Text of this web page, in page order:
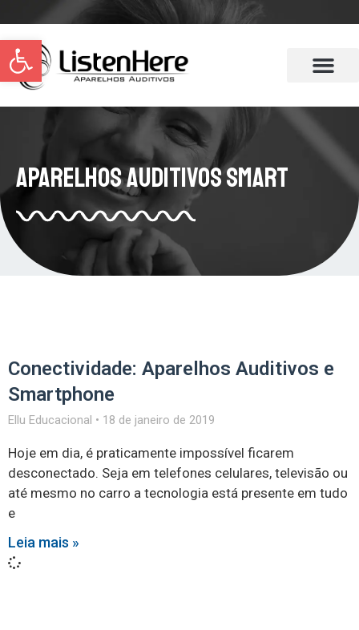
Abrir a barra de ferramentas
Aparelhos Auditivos Smart
Conectividade: Aparelhos Auditivos e
Smartphone
Ellu Educacional 18 de janeiro de 2019
Hoje em dia, é praticamente impossível ficarem
desconectado. Seja em telefones celulares, televisão ou
até mesmo no carro a tecnologia está presente em tudo
e
Leia mais »